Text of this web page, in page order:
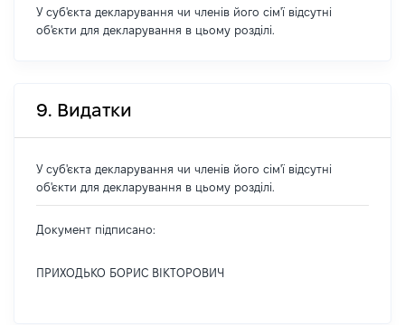
У суб'єкта декларування чи членів його сім'ї відсутні
об'єкти для декларування в цьому розділі.
9. Видатки
У суб'єкта декларування чи членів його сім'ї відсутні
об'єкти для декларування в цьому розділі.
Документ підписано:
ПРИХОДЬКО БОРИС ВІКТОРОВИЧ